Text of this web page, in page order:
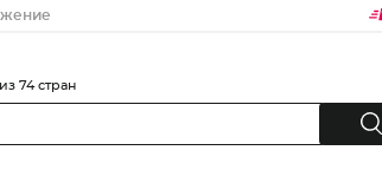
74 стран